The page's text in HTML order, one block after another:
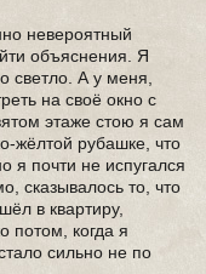
невероятный
объяснения. Я
светло. А у меня,
на своё окно с
этаже стою я сам
жёлтой рубашке, что
я почти не испугался
сказывалось то, что
в квартиру,
потом, когда я
сильно не по